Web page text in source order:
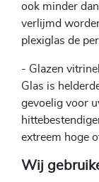
ook minder
verlijmd
plexiglas de
- Glazen
Glas is
gevoelig voor
extreem hoge
Wij